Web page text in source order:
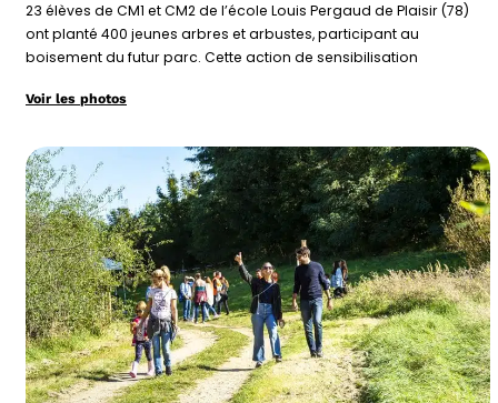
23 élèves de CM1 et CM2 de l’école Louis Pergaud de Plaisir (78)
ont planté 400 jeunes arbres et arbustes, participant au
boisement du futur parc. Cette action de sensibilisation
Voir les photos